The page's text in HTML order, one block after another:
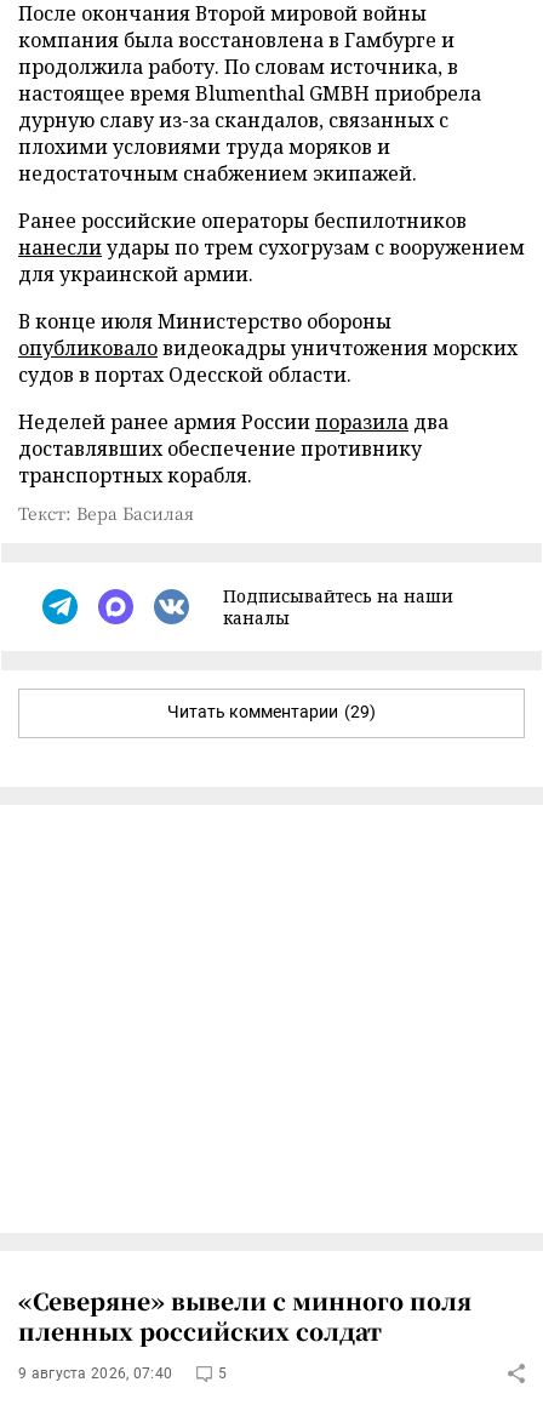
После окончания Второй мировой войны
компания была восстановлена в Гамбурге и
продолжила работу. По словам источника, в
настоящее время Blumenthal GMBH приобрела
дурную славу из-за скандалов, связанных с
плохими условиями труда моряков и
недостаточным снабжением экипажей.
Ранее российские операторы беспилотников
нанеслиудары по трем сухогрузам с вооружением
для украинской армии.
В конце июля Министерство обороны
опубликоваловидеокадры уничтожения морских
судов в портах Одесской области.
Неделей ранее армия Россиипоразила два
доставлявших обеспечение противнику
транспортных корабля.
Текст: Вера Басилая
Подписывайтесь на наши
каналы
Читать комментарии (29)
«Северяне» вывели с минного поля
пленных российских солдат
9 августа 2026, 07:40 5